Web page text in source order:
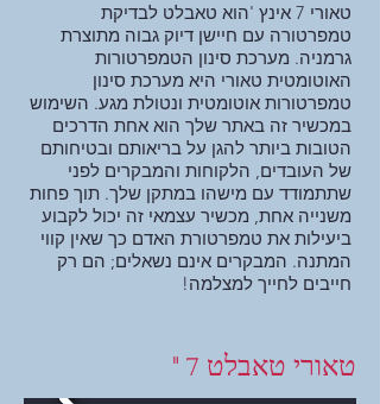
טאורי 7 אינץ 'הוא טאבלט לבדיקת
טמפרטורה עם חיישן דיוק גבוה מתוצרת
גרמניה. מערכת סינון הטמפרטורות
האוטומטית טאורי היא מערכת סינון
טמפרטורות אוטומטית ונטולת מגע. השימוש
במכשיר זה באתר שלך הוא אחת הדרכים
הטובות ביותר להגן על בריאותם ובטיחותם
של העובדים, הלקוחות והמבקרים לפני
שתתמודד עם מישהו במתקן שלך. תוך פחות
משנייה אחת, מכשיר עצמאי זה יכול לקבוע
ביעילות את טמפרטורת האדם כך שאין קווי
המתנה. המבקרים אינם נשאלים; הם רק
חייבים לחייך למצלמה!
טאורי טאבלט 7 "